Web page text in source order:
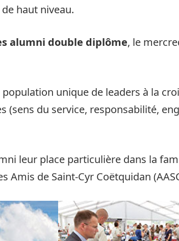
haut niveau.
alumni double diplôme, le
unique de leaders à la
du service, responsabilité,
leur place particulière dans la
Amis de Saint-Cyr Coëtquidan